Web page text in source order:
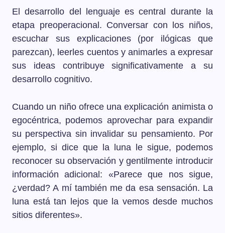
El desarrollo del lenguaje es central durante la
etapa preoperacional. Conversar con los niños,
escuchar sus explicaciones (por ilógicas que
parezcan), leerles cuentos y animarles a expresar
sus ideas contribuye significativamente a su
desarrollo cognitivo.
Cuando un niño ofrece una explicación animista o
egocéntrica, podemos aprovechar para expandir
su perspectiva sin invalidar su pensamiento. Por
ejemplo, si dice que la luna le sigue, podemos
reconocer su observación y gentilmente introducir
información adicional: «Parece que nos sigue,
¿verdad? A mí también me da esa sensación. La
luna está tan lejos que la vemos desde muchos
sitios diferentes».